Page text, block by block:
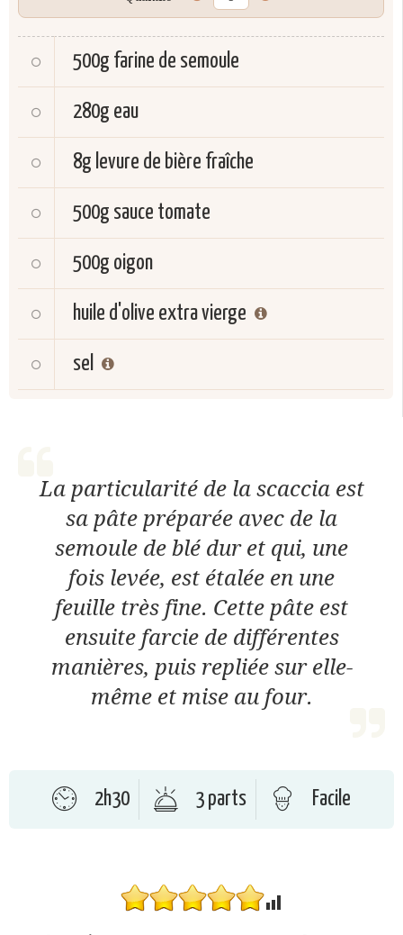
500g farine de semoule
280g eau
8g levure de bière fraîche
500g sauce tomate
500g oigon
huile d'olive extra vierge
sel
La particularité de la scaccia est
sa pâte préparée avec de la
semoule de blé dur et qui, une
fois levée, est étalée en une
feuille très fine. Cette pâte est
ensuite farcie de différentes
manières, puis repliée sur elle-
même et mise au four.
2h30 3 parts Facile